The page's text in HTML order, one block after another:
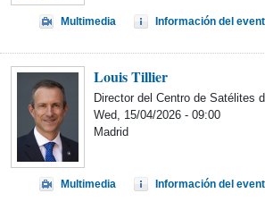
Multimedia Información del
Louis Tillier
Director del Centro de Satélites
Wed, 15/04/2026 - 09:00
Madrid
Multimedia Información del